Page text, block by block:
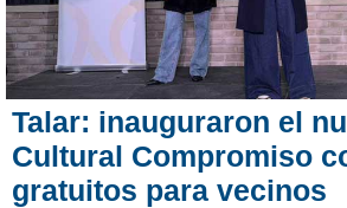
Talar: inauguraron el
Cultural Compromiso
gratuitos para vecinos